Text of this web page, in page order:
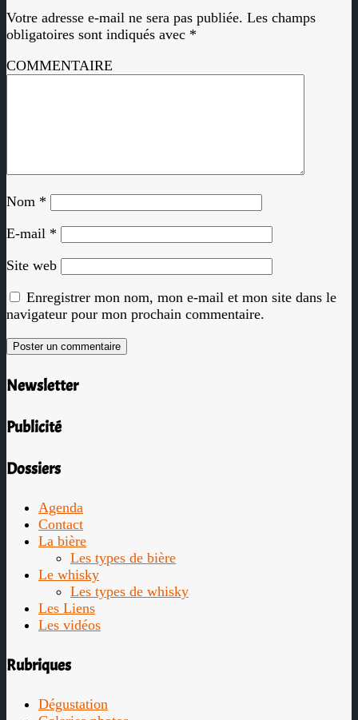
Votre adresse e-mail ne sera pas publiée. Les champs
obligatoires sont indiqués avec *
COMMENTAIRE
Nom *
E-mail *
Site web
Enregistrer mon nom, mon e-mail et mon site dans le
navigateur pour mon prochain commentaire.
Newsletter
Publicité
Dossiers
Agenda
Contact
La bière
Les types de bière
Le whisky
Les types de whisky
Les Liens
Les vidéos
Rubriques
Dégustation